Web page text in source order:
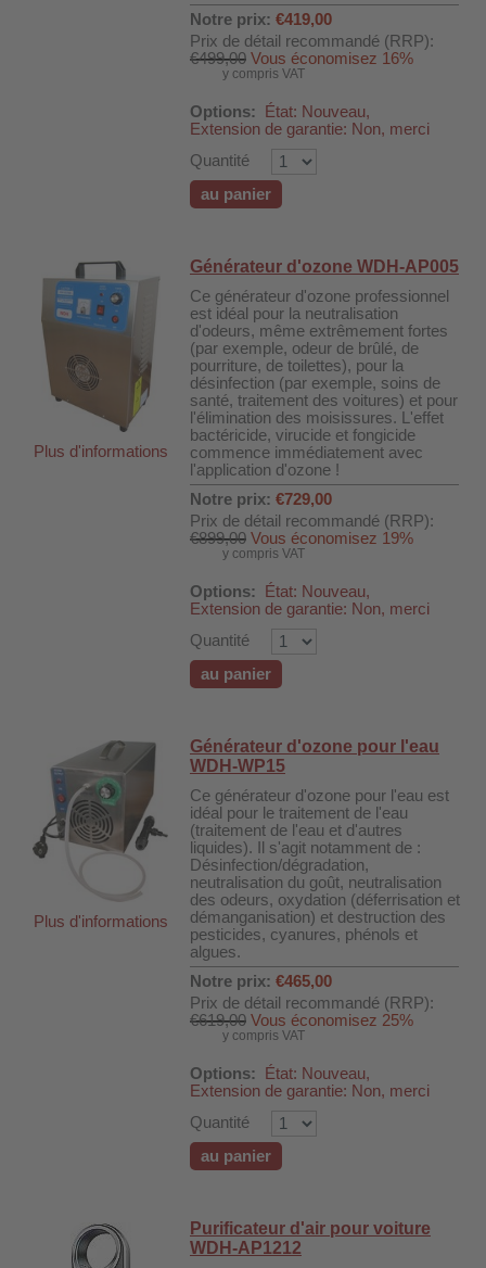
et WDH-626L
220B
660b
Notre prix: €419,00
Prix de détail recommandé (RRP):
€499,00 Vous économisez 16%
y compris VAT
Options:
État: Nouveau,
Extension de garantie: Non, merci
Quantité
au panier
Plus d'informations
Générateur d'ozone WDH-AP005
Ce générateur d'ozone professionnel
est idéal pour la neutralisation
d'odeurs, même extrêmement fortes
(par exemple, odeur de brûlé, de
pourriture, de toilettes), pour la
désinfection (par exemple, soins de
santé, traitement des voitures) et pour
l'élimination des moisissures. L'effet
bactéricide, virucide et fongicide
commence immédiatement avec
l'application d'ozone !
Notre prix: €729,00
Prix de détail recommandé (RRP):
€899,00 Vous économisez 19%
y compris VAT
Options:
État: Nouveau,
Extension de garantie: Non, merci
Quantité
au panier
Plus d'informations
Générateur d'ozone pour l'eau
WDH-WP15
Ce générateur d'ozone pour l'eau est
idéal pour le traitement de l'eau
(traitement de l'eau et d'autres
liquides). Il s'agit notamment de :
Désinfection/dégradation,
neutralisation du goût, neutralisation
des odeurs, oxydation (déferrisation et
démanganisation) et destruction des
pesticides, cyanures, phénols et
algues.
Notre prix: €465,00
Prix de détail recommandé (RRP):
€619,00 Vous économisez 25%
y compris VAT
Options:
État: Nouveau,
Extension de garantie: Non, merci
Quantité
au panier
Purificateur d'air pour voiture
WDH-AP1212